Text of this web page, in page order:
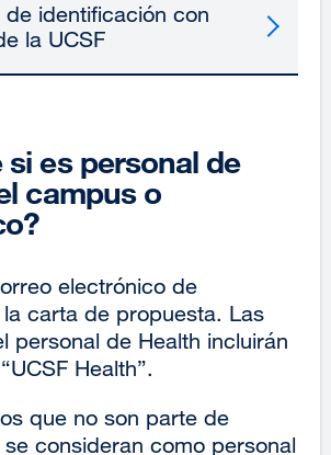
de identificación con
la UCSF
si es personal de
campus o
electrónico de
carta de propuesta. Las
personal de Health incluirán
Health”.
que no son parte de
se consideran como personal